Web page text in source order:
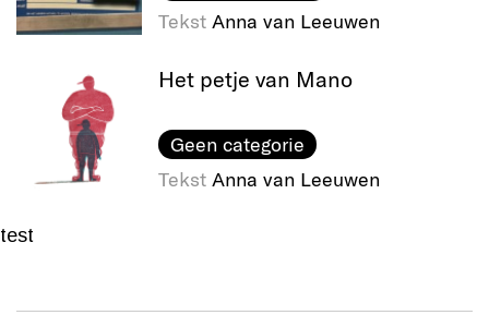
Tekst Anna van Leeuwen
Het petje van Mano
Geen categorie
Tekst Anna van Leeuwen
test